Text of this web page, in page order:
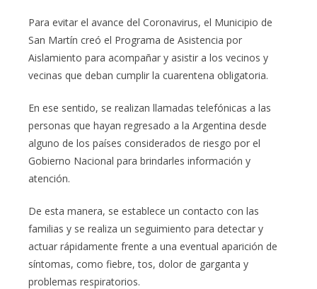
Para evitar el avance del Coronavirus, el Municipio de
San Martín creó el Programa de Asistencia por
Aislamiento para acompañar y asistir a los vecinos y
vecinas que deban cumplir la cuarentena obligatoria.
En ese sentido, se realizan llamadas telefónicas a las
personas que hayan regresado a la Argentina desde
alguno de los países considerados de riesgo por el
Gobierno Nacional para brindarles información y
atención.
De esta manera, se establece un contacto con las
familias y se realiza un seguimiento para detectar y
actuar rápidamente frente a una eventual aparición de
síntomas, como fiebre, tos, dolor de garganta y
problemas respiratorios.